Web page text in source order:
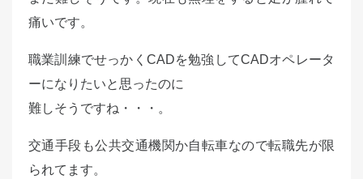
痛いです。
職業訓練でせっかくCADを勉強してCADオペレータ
ーになりたいと思ったのに
難しそうですね・・・。
交通手段も公共交通機関か自転車なので転職先が限
られてます。